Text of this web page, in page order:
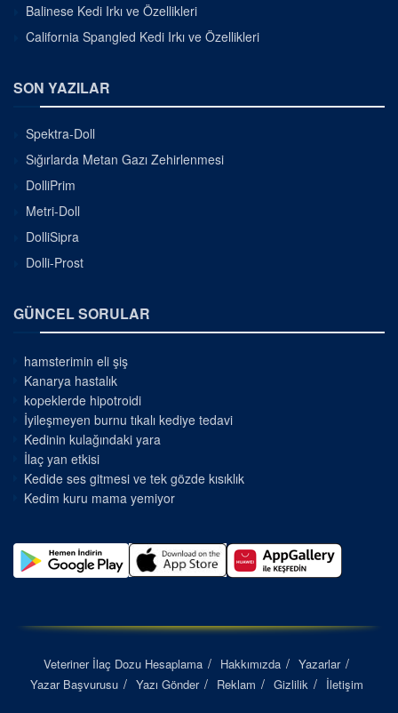
Balinese Kedi Irkı ve Özellikleri
California Spangled Kedi Irkı ve Özellikleri
SON YAZILAR
Spektra-Doll
Sığırlarda Metan Gazı Zehirlenmesi
DolliPrim
Metri-Doll
DolliSipra
Dolli-Prost
GÜNCEL SORULAR
hamsterimin eli şiş
Kanarya hastalık
kopeklerde hipotroidi
İyileşmeyen burnu tıkalı kediye tedavi
Kedinin kulağındaki yara
İlaç yan etkisi
Kedide ses gitmesi ve tek gözde kısıklık
Kedim kuru mama yemiyor
Veteriner İlaç Dozu Hesaplama Hakkımızda
Yazarlar
Yazar Başvurusu
Yazı Gönder Reklam Gizlilik İletişim